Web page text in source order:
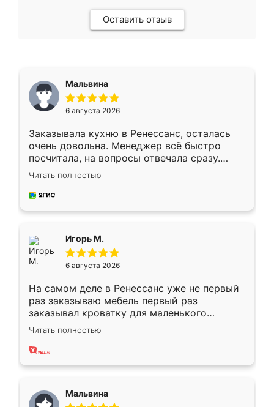
Оставить отзыв
Мальвина
6 августа 2026
Заказывала кухню в Ренессанс, осталась
очень довольна. Менеджер всё быстро
посчитала, на вопросы отвечала сразу.
Замерщик приехал в субботу, подошёл к
делу со всей ответственностью. Собрали
за день, ребята работали аккуратно, даже
Читать полностью
Игорь М.
6 августа 2026
На самом деле в Ренессанс уже не первый
раз заказываю мебель первый раз
заказывал кроватку для маленького
ребёнка при его рождении ,во второй раз
заказал шкаф-купе. По качеству очень
хорошее сборка достаточно быстрая,
меньше, здесь же он более разнообразный.
Читать полностью
Мальвина